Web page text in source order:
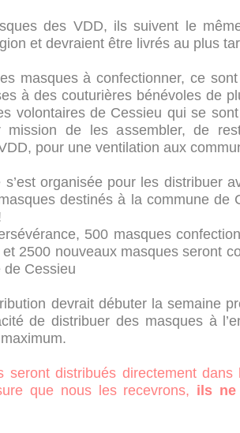
des VDD, ils suivent le
et devraient être livrés au plus
masques à confectionner, ce
à des couturières bénévoles de
volontaires de Cessieu qui se
mission de les assembler, de
pour une ventilation aux
s’est organisée pour les distribuer
destinés à la commune de
500 masques
2500 nouveaux masques seront
de Cessieu
devrait débuter la semaine
de distribuer des masques à
seront distribués directement
que nous les recevrons, ils ne